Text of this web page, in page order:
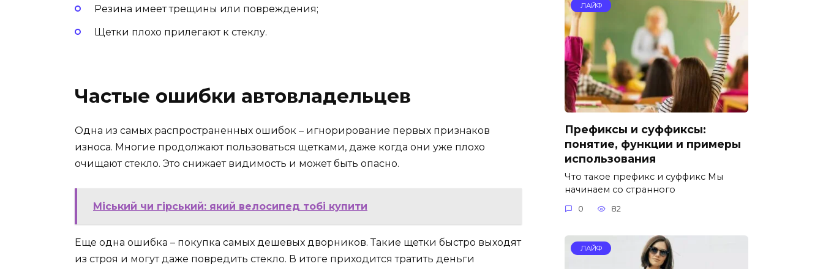
Резина имеет трещины или повреждения;
Щетки плохо прилегают к стеклу.
Частые ошибки автовладельцев
Одна из самых распространенных ошибок – игнорирование первых признаков
износа. Многие продолжают пользоваться щетками, даже когда они уже плохо
очищают стекло. Это снижает видимость и может быть опасно.
Міський чи гірський: який велосипед тобі купити
Еще одна ошибка – покупка самых дешевых дворников. Такие щетки быстро выходят
из строя и могут даже повредить стекло. В итоге приходится тратить деньги
ЛАЙФ
Префиксы и суффиксы:
понятие, функции и примеры
использования
Что такое префикс и суффикс Мы
начинаем со странного
0 82
ЛАЙФ